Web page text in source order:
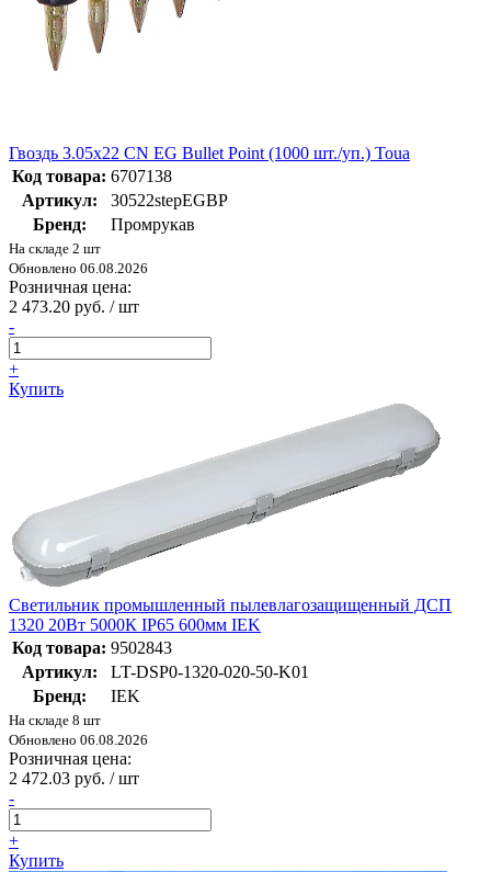
Гвоздь 3.05x22 CN EG Bullet Point (1000 шт./уп.) Toua
Код товара: 6707138
Артикул:
30522stepEGBP
Бренд:
Промрукав
На складе 2 шт
Обновлено 06.08.2026
Розничная цена:
2 473.20 руб. / шт
-
+
Купить
Светильник промышленный пылевлагозащищенный ДСП
1320 20Вт 5000К IP65 600мм IEK
Код товара: 9502843
Артикул:
LT-DSP0-1320-020-50-K01
Бренд:
IEK
На складе 8 шт
Обновлено 06.08.2026
Розничная цена:
2 472.03 руб. / шт
-
+
Купить